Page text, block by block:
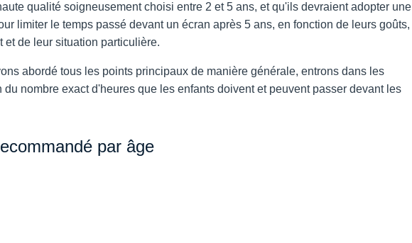
qualité soigneusement choisi entre 2 et 5 ans, et qu'ils devraient adopter une
limiter le temps passé devant un écran après 5 ans, en fonction de leurs goûts,
et de leur situation particulière.
abordé tous les points principaux de manière générale, entrons dans les
nombre exact d'heures que les enfants doivent et peuvent passer devant les
par âge